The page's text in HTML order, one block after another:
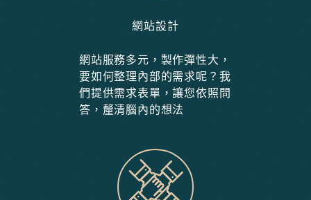
網站設計
網站服務多元，製作彈性大，
要如何整理內部的需求呢？我
們提供需求表單，讓您依照問
答，釐清腦內的想法